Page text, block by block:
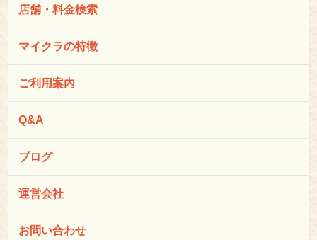
店舗・料金検索
マイクラの特徴
ご利用案内
Q&A
ブログ
運営会社
お問い合わせ